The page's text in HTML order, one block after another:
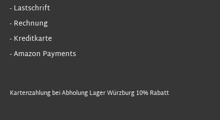
- Lastschrift
- Rechnung
- Kreditkarte
- Amazon Payments
Kartenzahlung bei Abholung Lager Würzburg 10% Rabatt